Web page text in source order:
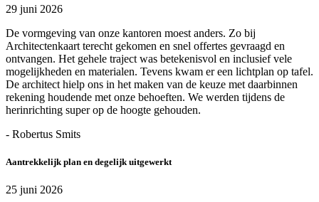
29 juni 2026
De vormgeving van onze kantoren moest anders. Zo bij
Architectenkaart terecht gekomen en snel offertes gevraagd en
ontvangen. Het gehele traject was betekenisvol en inclusief vele
mogelijkheden en materialen. Tevens kwam er een lichtplan op tafel.
De architect hielp ons in het maken van de keuze met daarbinnen
rekening houdende met onze behoeften. We werden tijdens de
herinrichting super op de hoogte gehouden.
- Robertus Smits
Aantrekkelijk plan en degelijk uitgewerkt
25 juni 2026